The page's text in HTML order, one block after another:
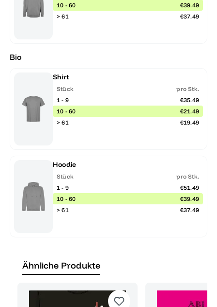
10 - 60
€39.49
> 61
€37.49
Bio
Shirt
Stück
pro Stk.
1 - 9
€35.49
10 - 60
€21.49
> 61
€19.49
Hoodie
Stück
pro Stk.
1 - 9
€51.49
10 - 60
€39.49
> 61
€37.49
Ähnliche Produkte